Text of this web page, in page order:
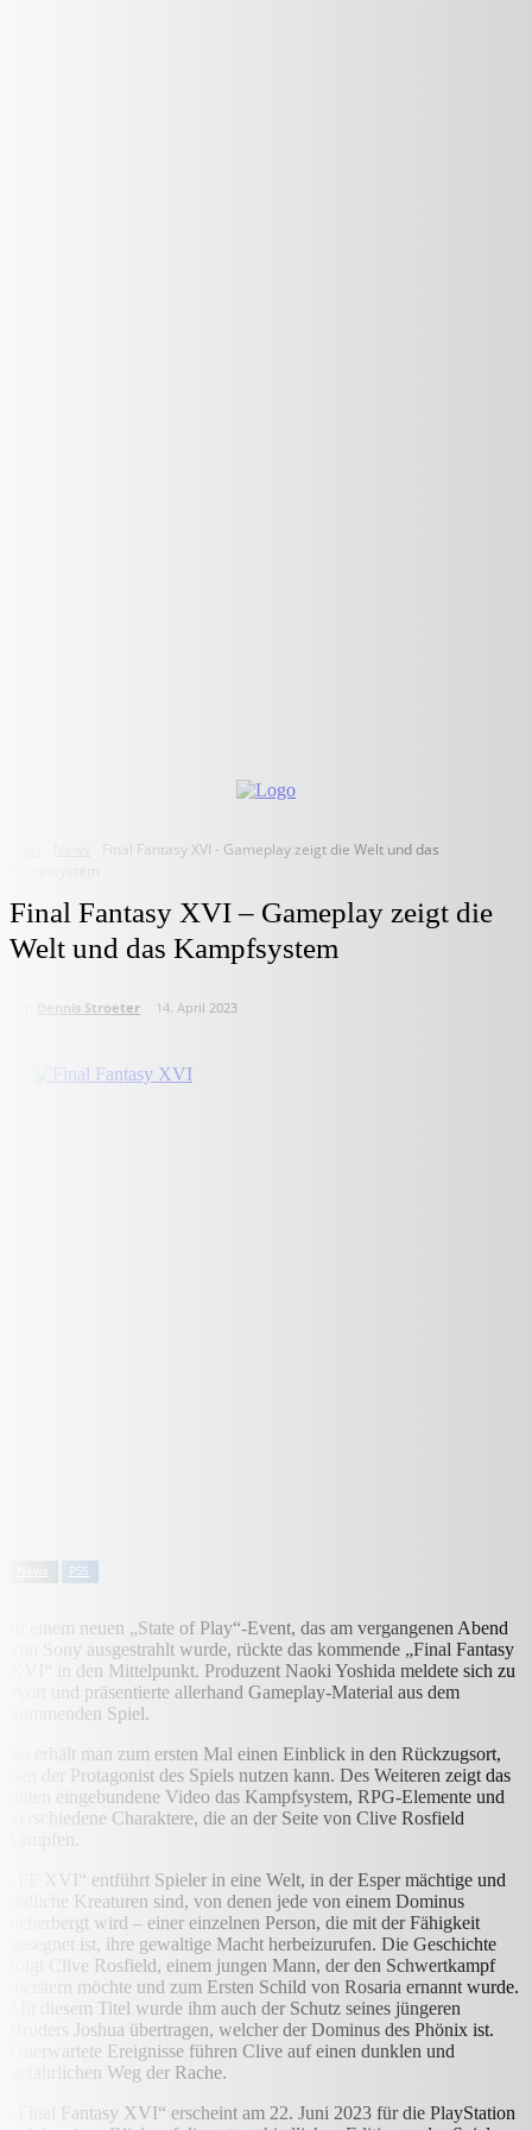
Final Fantasy XVI - Gameplay zeigt die Welt und das
Final Fantasy XVI – Gameplay zeigt die
Welt und das Kampfsystem
Dennis Stroeter 14. April 2023
PS5
In einem neuen „State of Play“-Event, das am vergangenen Abend
von Sony ausgestrahlt wurde, rückte das kommende „Final Fantasy
XVI“ in den Mittelpunkt. Produzent Naoki Yoshida meldete sich zu
Wort und präsentierte allerhand Gameplay-Material aus dem
kommenden Spiel.
So erhält man zum ersten Mal einen Einblick in den Rückzugsort,
den der Protagonist des Spiels nutzen kann. Des Weiteren zeigt das
unten eingebundene Video das Kampfsystem, RPG-Elemente und
verschiedene Charaktere, die an der Seite von Clive Rosfield
kämpfen.
„FF XVI“ entführt Spieler in eine Welt, in der Esper mächtige und
tödliche Kreaturen sind, von denen jede von einem Dominus
beherbergt wird – einer einzelnen Person, die mit der Fähigkeit
gesegnet ist, ihre gewaltige Macht herbeizurufen. Die Geschichte
folgt Clive Rosfield, einem jungen Mann, der den Schwertkampf
meistern möchte und zum Ersten Schild von Rosaria ernannt wurde.
Mit diesem Titel wurde ihm auch der Schutz seines jüngeren
Bruders Joshua übertragen, welcher der Dominus des Phönix ist.
Unerwartete Ereignisse führen Clive auf einen dunklen und
gefährlichen Weg der Rache.
„Final Fantasy XVI“ erscheint am 22. Juni 2023 für die PlayStation